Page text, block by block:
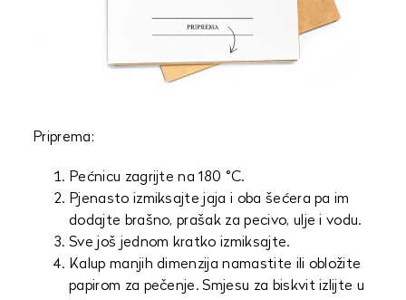
Priprema:
Pećnicu zagrijte na 180 °C.
Pjenasto izmiksajte jaja i oba šećera pa im
dodajte brašno, prašak za pecivo, ulje i vodu.
Sve još jednom kratko izmiksajte.
Kalup manjih dimenzija namastite ili obložite
papirom za pečenje. Smjesu za biskvit izlijte u